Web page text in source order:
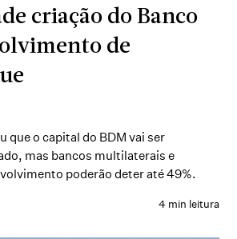
criação do Banco
de
que o capital do BDM vai ser
mas bancos multilaterais e
poderão deter até 49%.
4 min leitura